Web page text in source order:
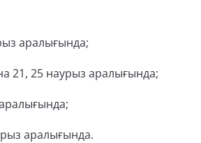
аралығында;
21, 25 наурыз аралығында;
аралығында.